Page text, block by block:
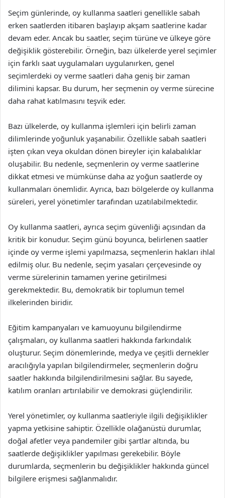
Seçim günlerinde, oy kullanma saatleri genellikle sabah
erken saatlerden itibaren başlayıp akşam saatlerine kadar
devam eder. Ancak bu saatler, seçim türüne ve ülkeye göre
değişiklik gösterebilir. Örneğin, bazı ülkelerde yerel seçimler
için farklı saat uygulamaları uygulanırken, genel
seçimlerdeki oy verme saatleri daha geniş bir zaman
dilimini kapsar. Bu durum, her seçmenin oy verme sürecine
daha rahat katılmasını teşvik eder.
Bazı ülkelerde, oy kullanma işlemleri için belirli zaman
dilimlerinde yoğunluk yaşanabilir. Özellikle sabah saatleri
işten çıkan veya okuldan dönen bireyler için kalabalıklar
oluşabilir. Bu nedenle, seçmenlerin oy verme saatlerine
dikkat etmesi ve mümkünse daha az yoğun saatlerde oy
kullanmaları önemlidir. Ayrıca, bazı bölgelerde oy kullanma
süreleri, yerel yönetimler tarafından uzatılabilmektedir.
Oy kullanma saatleri, ayrıca seçim güvenliği açısından da
kritik bir konudur. Seçim günü boyunca, belirlenen saatler
içinde oy verme işlemi yapılmazsa, seçmenlerin hakları ihlal
edilmiş olur. Bu nedenle, seçim yasaları çerçevesinde oy
verme sürelerinin tamamen yerine getirilmesi
gerekmektedir. Bu, demokratik bir toplumun temel
ilkelerinden biridir.
Eğitim kampanyaları ve kamuoyunu bilgilendirme
çalışmaları, oy kullanma saatleri hakkında farkındalık
oluşturur. Seçim dönemlerinde, medya ve çeşitli dernekler
aracılığıyla yapılan bilgilendirmeler, seçmenlerin doğru
saatler hakkında bilgilendirilmesini sağlar. Bu sayede,
katılım oranları artırılabilir ve demokrasi güçlendirilir.
Yerel yönetimler, oy kullanma saatleriyle ilgili değişiklikler
yapma yetkisine sahiptir. Özellikle olağanüstü durumlar,
doğal afetler veya pandemiler gibi şartlar altında, bu
saatlerde değişiklikler yapılması gerekebilir. Böyle
durumlarda, seçmenlerin bu değişiklikler hakkında güncel
bilgilere erişmesi sağlanmalıdır.